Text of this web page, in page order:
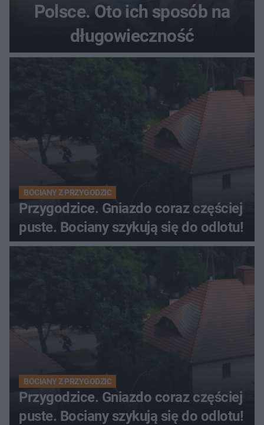
Polsce. Oto ich sposób na
długowieczność
BOCIANY Z PRZYGODZIC
Przygodzice. Gniazdo coraz częściej
puste. Bociany szykują się do odlotu!
BOCIANY Z PRZYGODZIC
Przygodzice. Gniazdo coraz częściej
puste. Bociany szykują się do odlotu!